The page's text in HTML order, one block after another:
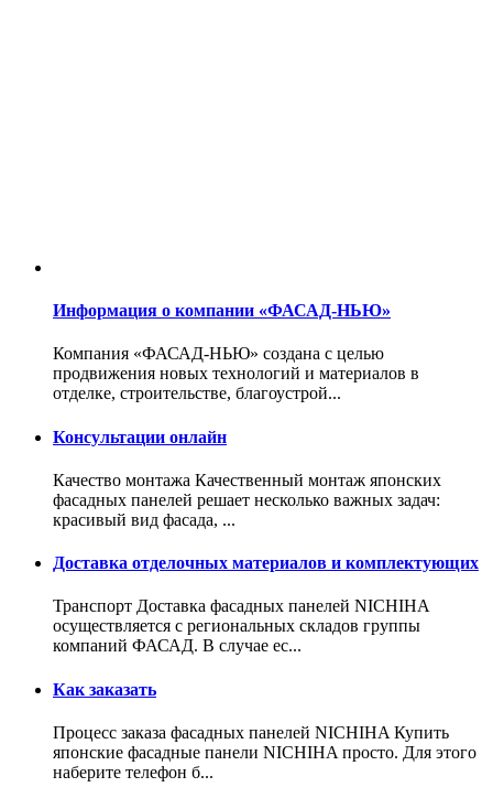
Информация о компании «ФАСАД-НЬЮ»
Компания «ФАСАД-НЬЮ» создана с целью
продвижения новых технологий и материалов в
отделке, строительстве, благоустрой...
Консультации онлайн
Качество монтажа Качественный монтаж японских
фасадных панелей решает несколько важных задач:
красивый вид фасада, ...
Доставка отделочных материалов и комплектующих
Транспорт Доставка фасадных панелей NICHIHA
осуществляется с региональных складов группы
компаний ФАСАД. В случае ес...
Как заказать
Процесс заказа фасадных панелей NICHIHA Купить
японские фасадные панели NICHIHA просто. Для этого
наберите телефон б...